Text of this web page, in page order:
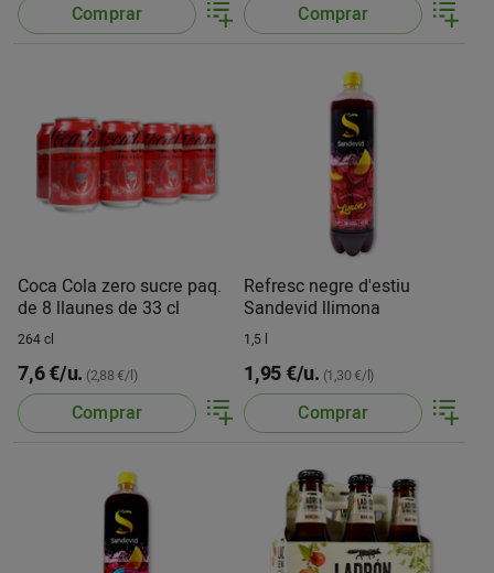
Comprar Comprar
Coca Cola zero sucre paq.
de 8 llaunes de 33 cl
264 cl
7,6 €/u. (2,88 €/l)
Comprar
Refresc negre d'estiu
Sandevid llimona
1,5 l
1,95 €/u. (1,30 €/l)
Comprar